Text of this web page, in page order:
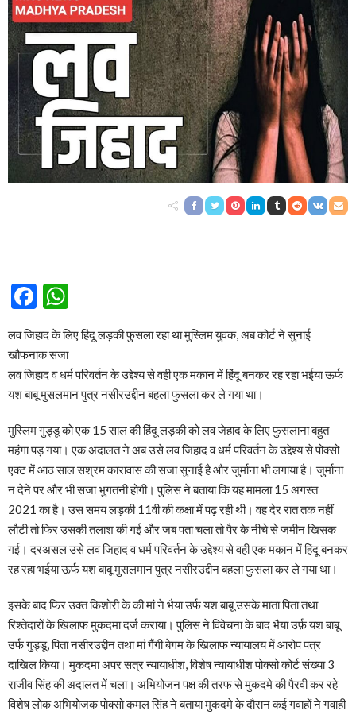
Facebook
लव जिहाद के लिए हिंदू लड़की फुसला रहा था मुस्लिम युवक, अब कोर्ट ने सुनाई
खौफनाक सजा
लव जिहाद व धर्म परिवर्तन के उद्देश्य से वही एक मकान में हिंदू बनकर रह रहा भईया ऊर्फ
यश बाबू मुसलमान पुत्र नसीरउद्दीन बहला फुसला कर ले गया था।
मुस्लिम गुड्डू को एक 15 साल की हिंदू लड़की को लव ​जेहाद के लिए फुसलाना बहुत
महंगा पड़ गया। एक अदालत ने अब उसे लव जिहाद व धर्म परिवर्तन के उद्देश्य से पोक्सो
एक्ट में आठ साल सश्रम कारावास की सजा सुनाई है और जुर्माना भी लगाया है। जुर्माना
न देने पर और भी सजा भुगतनी होगी। पुलिस ने बताया कि यह मामला 15 अगस्त
2021 का है। उस समय लड़की 11वी की कक्षा में पढ़ रही थी। वह देर रात तक नहीं
लौटी तो फिर उसकी तलाश की गई और जब पता चला तो पैर के नीचे से जमीन खिसक
गई। दरअसल उसे लव जिहाद व धर्म परिवर्तन के उद्देश्य से वही एक मकान में हिंदू बनकर
रह रहा भईया ऊर्फ यश बाबू मुसलमान पुत्र नसीरउद्दीन बहला फुसला कर ले गया था।
इसके बाद फिर उक्त किशोरी के की मां ने भैया उर्फ यश बाबू उसके माता पिता तथा
रिश्तेदारों के खिलाफ मुकदमा दर्ज कराया। पुलिस ने विवेचना के बाद भैया उर्फ़ यश बाबू
उर्फ गुड्डू, पिता नसीरउद्दीन तथा मां गैंगी बेगम के खिलाफ न्यायालय में आरोप पत्र
दाखिल किया। मुकदमा अपर सत्र न्यायाधीश, विशेष न्यायाधीश पोक्सो कोर्ट संख्या 3
राजीव सिंह की अदालत में चला। अभियोजन पक्ष की तरफ से मुकदमे की पैरवी कर रहे
विशेष लोक अभियोजक पोक्सो कमल सिंह ने बताया मुकदमे के दौरान कई गवाहों ने गवाही